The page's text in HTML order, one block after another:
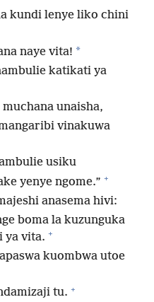
kundi lenye liko chini
naye vita! *
katikati ya
unaisha,
vinakuwa
usiku
yenye ngome.” +
anasema hivi:
boma la kuzunguka
ya vita. +
kuombwa utoe
tu. +